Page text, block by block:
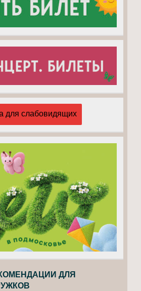
для слабовидящих
ДЛЯ